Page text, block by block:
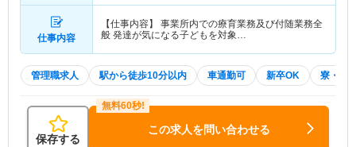
仕事内容
【仕事内容】 事業所内での療育業務及び付随業務全
般 発達が気になる子どもを対象…
管理職求人 駅から徒歩10分以内 車通勤可 新卒OK 寮・借
保存する
この求人を問い合わせる